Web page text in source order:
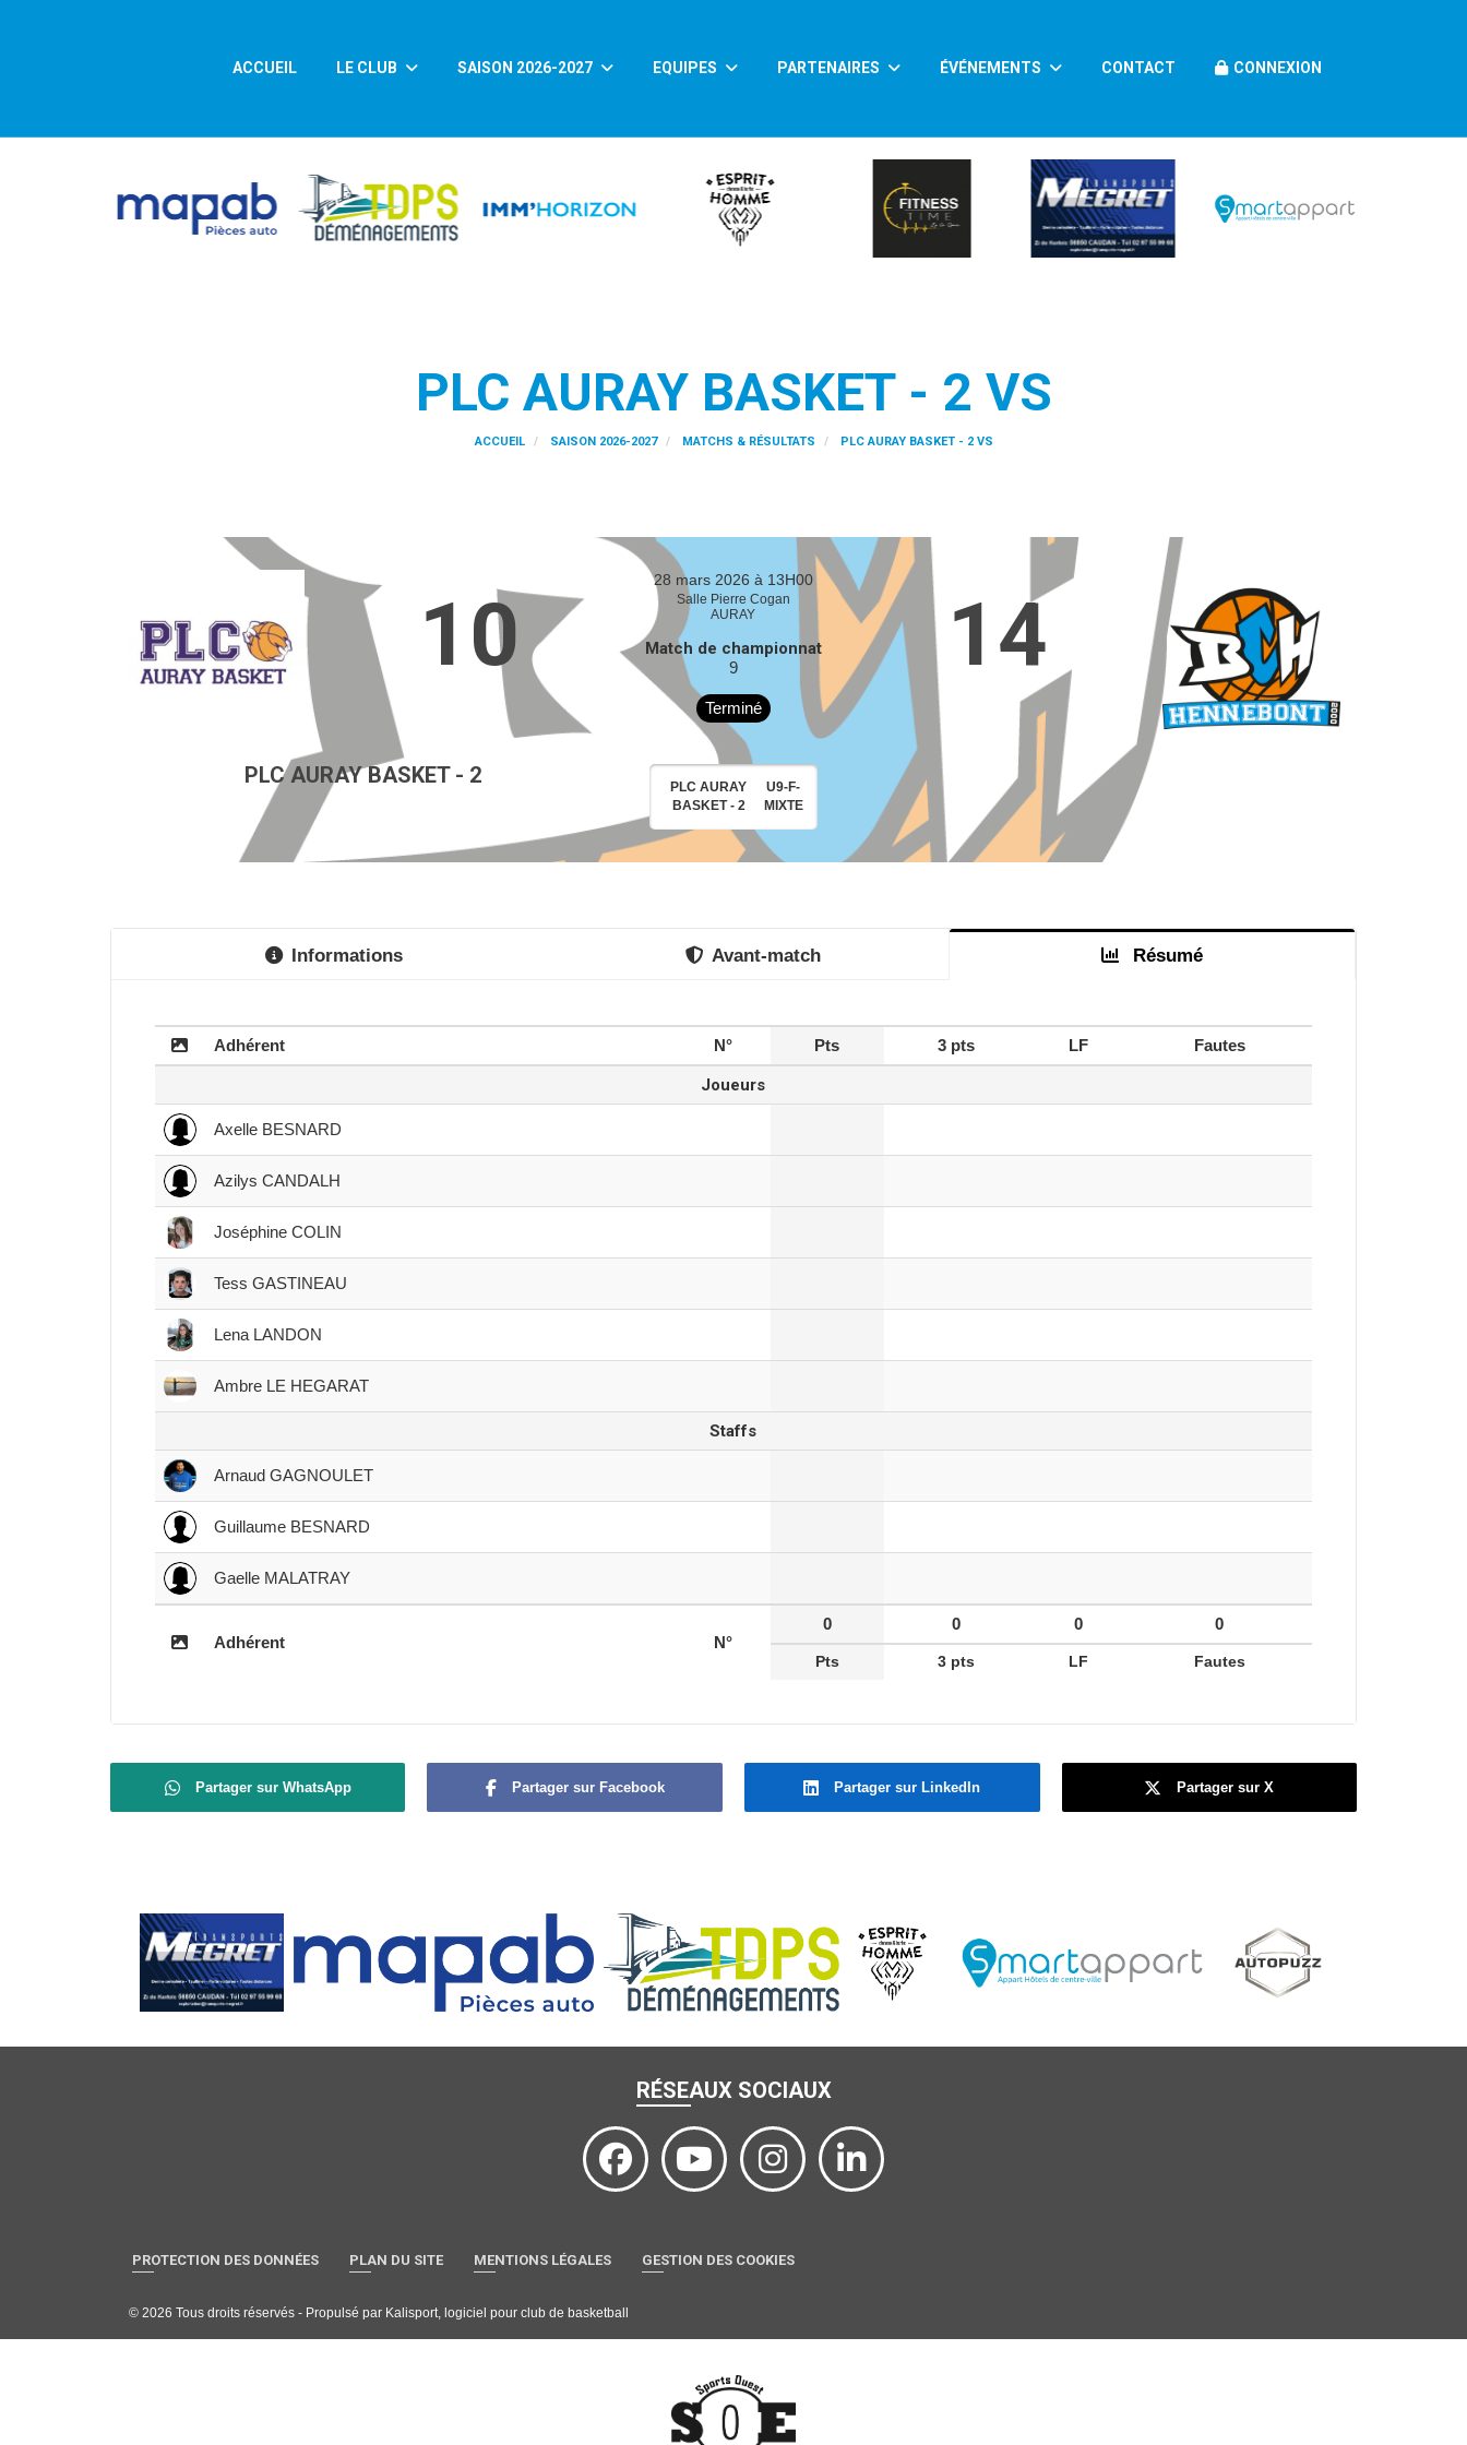
ACCUEIL LE CLUB SAISON 2026-2027 EQUIPES PARTENAIRES ÉVÉNEMENTS CONTACT CONNEXION
PLC AURAY BASKET - 2 VS
ACCUEIL SAISON 2026-2027 MATCHS & RÉSULTATS PLC AURAY BASKET - 2 VS
28 mars 2026 à 13H00
Salle Pierre Cogan
AURAY
Match de championnat
9
Terminé
10 14
PLC AURAY BASKET - 2
PLC AURAY
BASKET - 2
U9-F-
MIXTE
Informations Avant-match Résumé
Adhérent N° Pts 3 pts LF Fautes
Joueurs
Axelle BESNARD
Azilys CANDALH
Joséphine COLIN
Tess GASTINEAU
Lena LANDON
Ambre LE HEGARAT
Staffs
Arnaud GAGNOULET
Guillaume BESNARD
Gaelle MALATRAY
Adhérent N°
0 0 0 0
Pts 3 pts LF Fautes
Partager sur WhatsApp Partager sur Facebook Partager sur LinkedIn Partager sur X
RÉSEAUX SOCIAUX
PROTECTION DES DONNÉES PLAN DU SITE MENTIONS LÉGALES GESTION DES COOKIES
© 2026 Tous droits réservés - Propulsé par Kalisport, logiciel pour club de basketball